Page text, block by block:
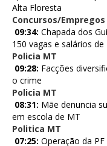
Alta Floresta
Concursos/Empregos
09:34: Chapada dos
150 vagas e salários de
Policia MT
09:28: Facções
o crime
Policia MT
08:31: Mãe denuncia
em escola de MT
Politica MT
07:25: Operação da